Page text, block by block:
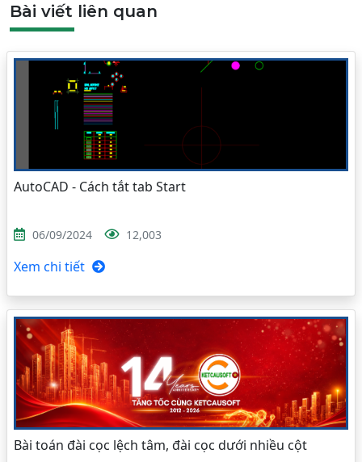
Bài viết liên quan
AutoCAD - Cách tắt tab Start
06/09/2024 12,003
Xem chi tiết
Bài toán đài cọc lệch tâm, đài cọc dưới nhiều cột